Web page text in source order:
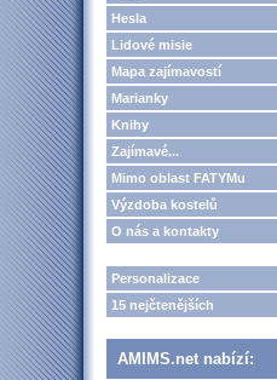
Hesla
Lidové misie
Mapa zajímavostí
Marianky
Knihy
Zajímavé...
Mimo oblast FATYMu
Výzdoba kostelů
O nás a kontakty
Personalizace
15 nejčtenějších
AMIMS.net nabízí: